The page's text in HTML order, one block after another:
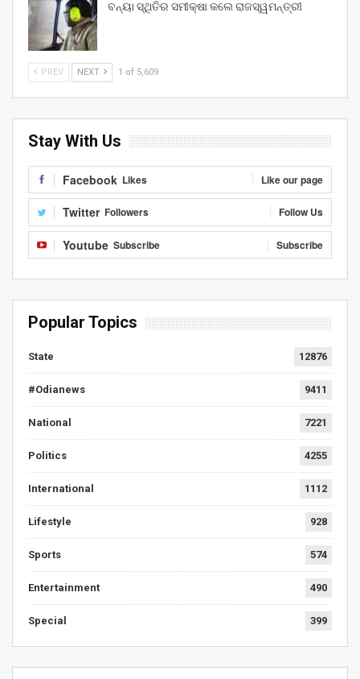
ବନ୍ୟା ସ୍ଥିତିର ସମୀକ୍ଷା କଲେ ରାଜସ୍ୱମନ୍ତ୍ରୀ
PREV NEXT 1 of 5,609
Stay With Us
Facebook Likes Like our page
Twitter Followers Follow Us
Youtube Subscribe Subscribe
Popular Topics
State 12876
#Odianews 9411
National 7221
Politics 4255
International 1112
Lifestyle 928
Sports 574
Entertainment 490
Special 399